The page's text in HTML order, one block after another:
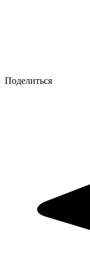
Поделиться